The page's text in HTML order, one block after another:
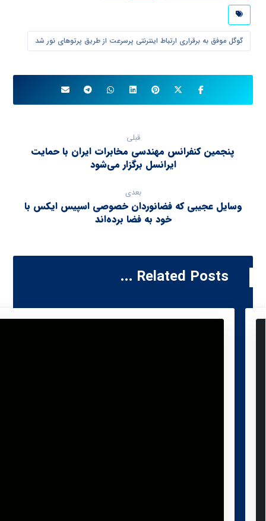
گوگل موفق به برقراری ارتباط اینترنتی پرسرعت از طریق پرتوهای نور شد
قبلی
پنجمین کنفرانس مهندسی مخابرات ایران با حمایت
ایرانسل برگزار می‌شود
بعدی
وسایل عجیبی که فضانوردان خصوصی اسپیس ایکس با
خود به فضا برده‌اند
Related Posts ...